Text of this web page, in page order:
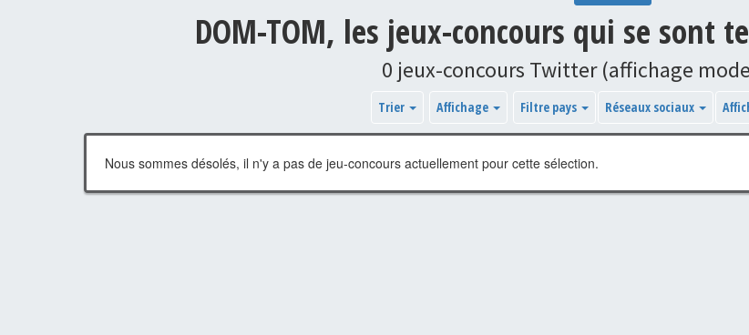
DOM-TOM, les jeux-concours qui se sont
0 jeux-concours Twitter (affichage
Trier Affichage Filtre pays Réseaux sociaux
Nous sommes désolés, il n'y a pas de jeu-concours actuellement pour cette sélection.